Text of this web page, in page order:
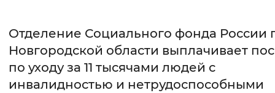
Без засечек
Интервал между буквами
Отделение Социального фонда России
Новгородской области выплачивает
по уходу за 11 тысячами людей с
инвалидностью и нетрудоспособными